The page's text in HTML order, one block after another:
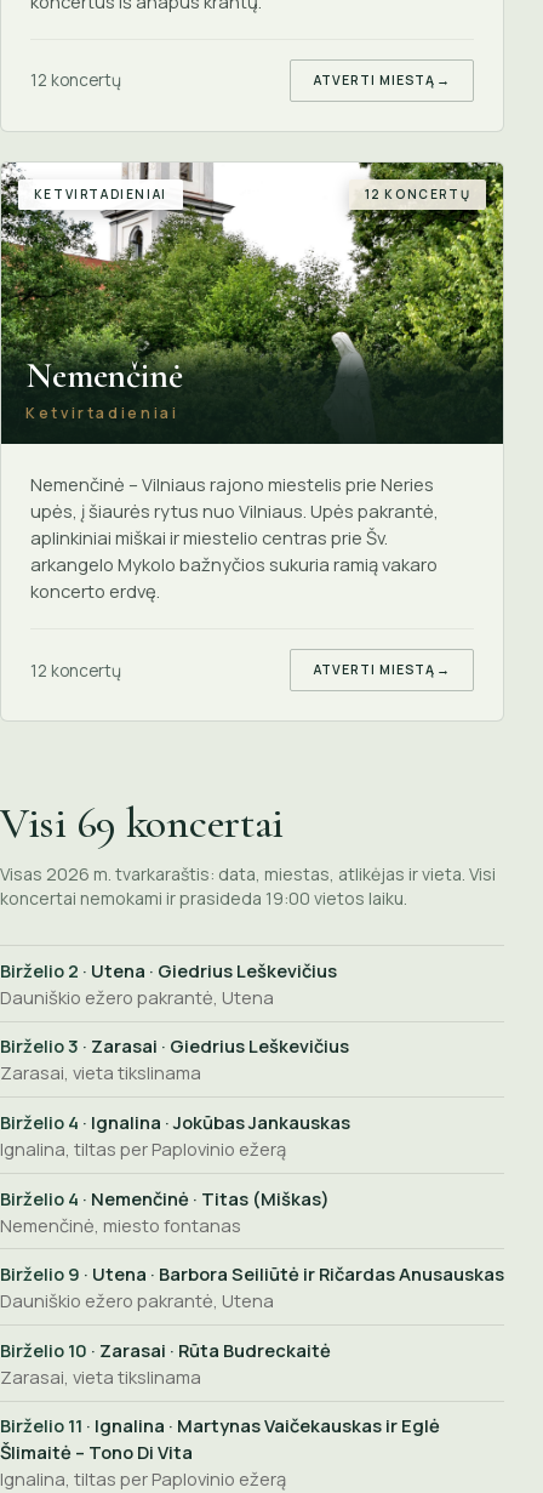
12 koncertų ATVERTI MIESTĄ →
KETVIRTADIENIAI 12 KONCERTŲ
Nemenčinė
Ketvirtadieniai
Nemenčinė – Vilniaus rajono miestelis prie Neries
upės, į šiaurės rytus nuo Vilniaus. Upės pakrantė,
aplinkiniai miškai ir miestelio centras prie Šv.
arkangelo Mykolo bažnyčios sukuria ramią vakaro
koncerto erdvę.
12 koncertų ATVERTI MIESTĄ →
Visi 69 koncertai
Visas 2026 m. tvarkaraštis: data, miestas, atlikėjas ir vieta. Visi
koncertai nemokami ir prasideda 19:00 vietos laiku.
Birželio 2 · Utena · Giedrius Leškevičius
Dauniškio ežero pakrantė, Utena
Birželio 3 · Zarasai · Giedrius Leškevičius
Zarasai, vieta tikslinama
Birželio 4 · Ignalina · Jokūbas Jankauskas
Ignalina, tiltas per Paplovinio ežerą
Birželio 4 · Nemenčinė · Titas (Miškas)
Nemenčinė, miesto fontanas
Birželio 9 · Utena · Barbora Seiliūtė ir Ričardas Anusauskas
Dauniškio ežero pakrantė, Utena
Birželio 10 · Zarasai · Rūta Budreckaitė
Zarasai, vieta tikslinama
Birželio 11 · Ignalina · Martynas Vaičekauskas ir Eglė
Šlimaitė – Tono Di Vita
Ignalina, tiltas per Paplovinio ežerą